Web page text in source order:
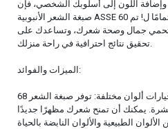
اللون إلى أسلوبك الشخصي، فإن
صبغة الشعر الأنبوبية ASSE 60 مل هي المنتج الذي تبحث عنه تمامًا ل! تم
تحمي جمال وصحة شعرك، وتساعدك على
تحقيق نتائج احترافية في راحة منزلك.
الميزات والفوائد:
68 خيارات ألوان مختلفة: توفر صبغة الشعر ASSE Tube 68 خيارًا مختلفًا
يمكنك أن تمنح شعرك مظهرًا جديدًا
الطبيعية والألوان النابضة بالحياة